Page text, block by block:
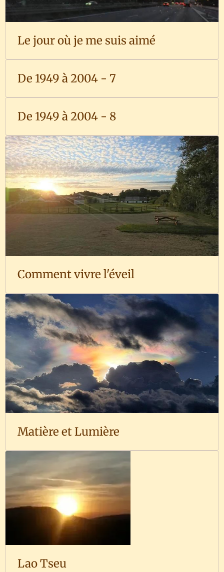
Le jour où je me suis aimé
De 1949 à 2004 - 7
De 1949 à 2004 - 8
Comment vivre l'éveil
Matière et Lumière
Lao Tseu